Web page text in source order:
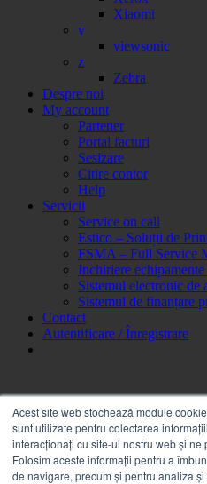
Acest site web stochează module
sunt utilizate pentru colectarea
interacționați cu site-ul nostru web și ne
Folosim aceste informații pentru a
de navigare, precum și pentru analiza
Xiaomi
v
viewsonic
z
Zebra
Despre noi
My account
Partener
Portal facturi
Sesizare
Citire contor
Help
Servicii
Service on call
Estico – Soluții de
FSMA – Full Service
Inchiriere
Sistemul electronic
Sistemul de finanțare
Contact
Autentificare / Înregistrare
65043133 UPPER FUSER